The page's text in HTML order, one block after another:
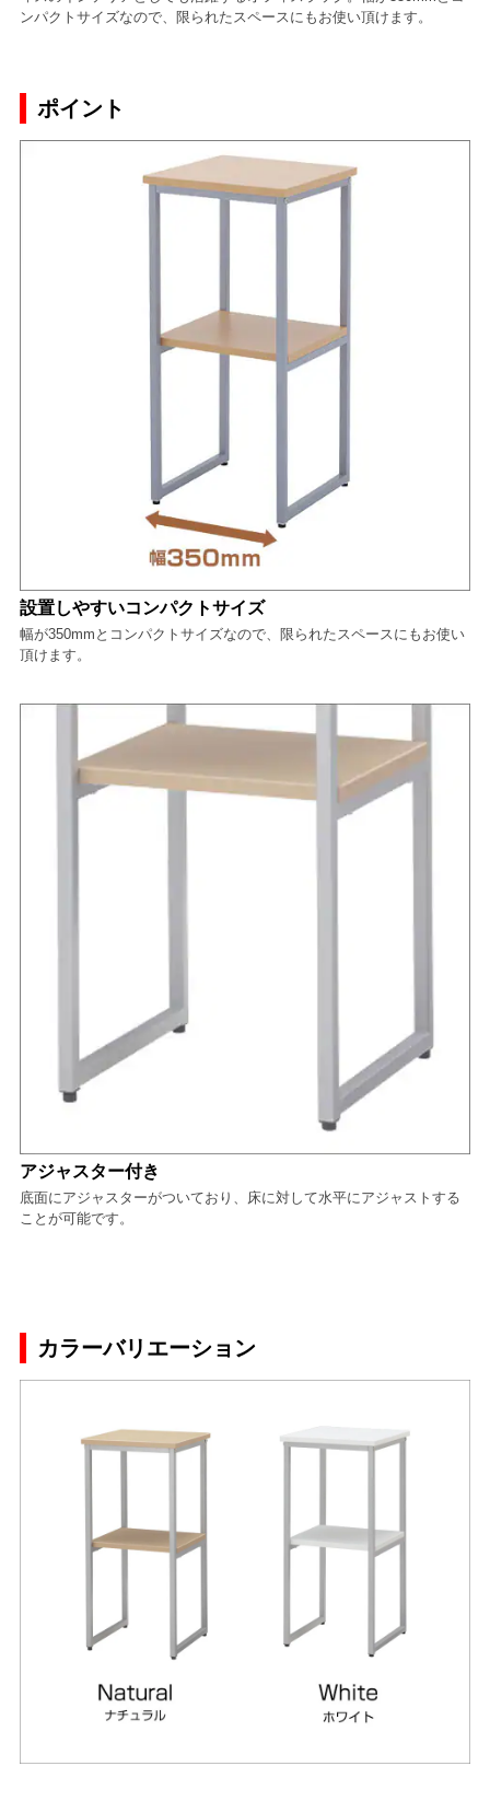
ンパクトサイズなので、限られたスペースにもお使い頂けます。
ポイント
設置しやすいコンパクトサイズ
幅が350mmとコンパクトサイズなので、限られたスペースにもお使い
頂けます。
アジャスター付き
底面にアジャスターがついており、床に対して水平にアジャストする
ことが可能です。
カラーバリエーション